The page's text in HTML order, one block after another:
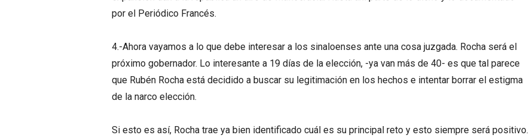
por el Periódico Francés.
4.-Ahora vayamos a lo que debe interesar a los sinaloenses ante una cosa juzgada. Rocha será el
próximo gobernador. Lo interesante a 19 días de la elección, -ya van más de 40- es que tal parece
que Rubén Rocha está decidido a buscar su legitimación en los hechos e intentar borrar el estigma
de la narco elección.
Si esto es así, Rocha trae ya bien identificado cuál es su principal reto y esto siempre será positivo.